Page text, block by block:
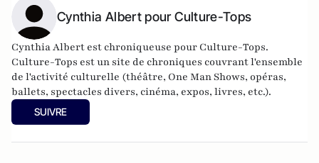
Cynthia Albert pour Culture-Tops
Cynthia Albert est chroniqueuse pour Culture-Tops.
Culture-Tops est un site de chroniques couvrant l'ensemble
de l'activité culturelle (théâtre, One Man Shows, opéras,
ballets, spectacles divers, cinéma, expos, livres, etc.).
SUIVRE